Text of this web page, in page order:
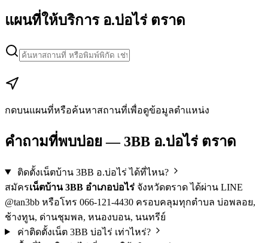
แผนที่ให้บริการ อ.บ่อไร่ ตราด
+
กดบนแผนที่หรือค้นหาสถานที่เพื่อดูข้อมูลตำแหน่ง
คำถามที่พบบ่อย — 3BB อ.บ่อไร่ ตราด
ติดตั้งเน็ตบ้าน 3BB อ.บ่อไร่ ได้ที่ไหน?
สมัครเน็ตบ้าน 3BB อำเภอบ่อไร่ จังหวัดตราด ได้ผ่าน LINE
@tan3bb หรือโทร 066-121-4430 ครอบคลุมทุกตำบล บ่อพลอย,
ช้างทูน, ด่านชุมพล, หนองบอน, นนทรีย์
ค่าติดตั้งเน็ต 3BB บ่อไร่ เท่าไหร่?